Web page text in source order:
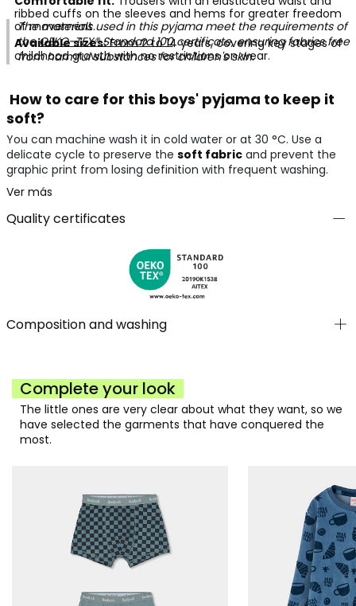
ribbed cuffs on the sleeves and hems for greater freedom
of movement.
Available sizes:From 2 to 14 years, covering key stages of
childhood growth with no restrictions on wear.
The materials used in this pyjama meet the requirements of
theOEKO-TEX® Standard 100certificate, ensuring fabrics free
from harmful substances for children's skin.
How to care for this boys' pyjama to keep it
soft?
You can machine wash it in cold water or at 30 °C. Use a
delicate cycle to preserve the soft fabricand prevent the
graphic print from losing definition with frequent washing.
Ver más
Quality certificates
Composition and washing
Complete your look
The little ones are very clear about what they want, so we
have selected the garments that have conquered the
most.